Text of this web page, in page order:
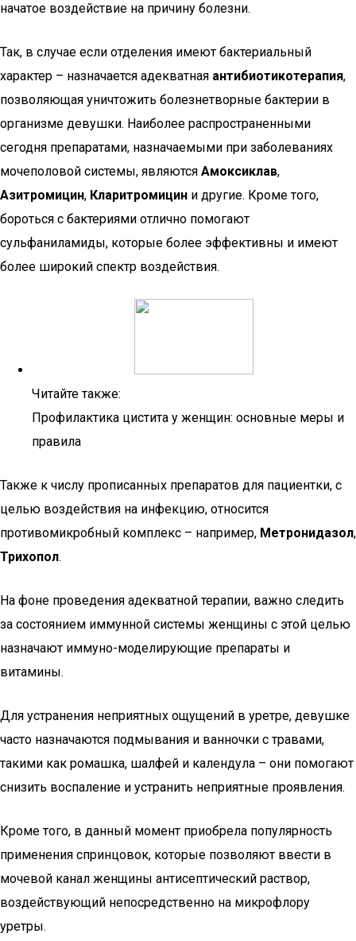
начатое воздействие на причину болезни.
Так, в случае если отделения имеют бактериальный
характер – назначается адекватная антибиотикотерапия,
позволяющая уничтожить болезнетворные бактерии в
организме девушки. Наиболее распространенными
сегодня препаратами, назначаемыми при заболеваниях
мочеполовой системы, являются Амоксиклав,
Азитромицин, Кларитромицин и другие. Кроме того,
бороться с бактериями отлично помогают
сульфаниламиды, которые более эффективны и имеют
более широкий спектр воздействия.
Читайте также:
Профилактика цистита у женщин: основные меры и
правила
Также к числу прописанных препаратов для пациентки, с
целью воздействия на инфекцию, относится
противомикробный комплекс – например, Метронидазол,
Трихопол.
На фоне проведения адекватной терапии, важно следить
за состоянием иммунной системы женщины с этой целью
назначают иммуно-моделирующие препараты и
витамины.
Для устранения неприятных ощущений в уретре, девушке
часто назначаются подмывания и ванночки с травами,
такими как ромашка, шалфей и календула – они помогают
снизить воспаление и устранить неприятные проявления.
Кроме того, в данный момент приобрела популярность
применения спринцовок, которые позволяют ввести в
мочевой канал женщины антисептический раствор,
воздействующий непосредственно на микрофлору
уретры.